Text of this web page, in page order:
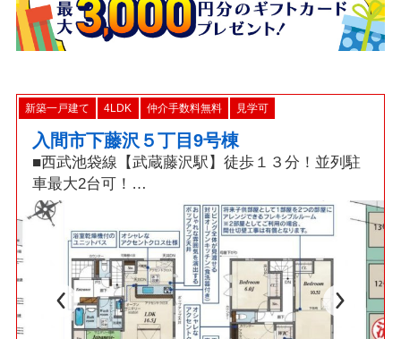
新築一戸建て 4LDK 仲介手数料無料 見学可
入間市下藤沢５丁目9号棟
■西武池袋線【武蔵藤沢駅】徒歩１３分！並列駐
車最大2台可！
□折上天井採用16.5帖LDK・食洗機・W.I.C×2・カ
ードキー！
■「耐震+制震」ダンパー標準装備の繰り返す地
震に強い新築戸建！
◇資料請求・見学予約などお気軽にご利用くださ
い◇